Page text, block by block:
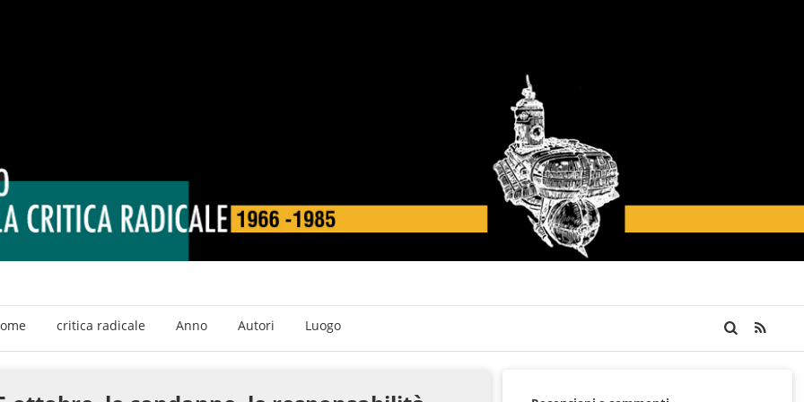
critica radicale Anno Autori Luogo